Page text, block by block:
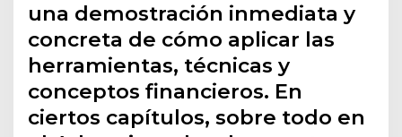
una demostración inmediata y
concreta de cómo aplicar las
herramientas, técnicas y
conceptos financieros. En
ciertos capítulos, sobre todo en